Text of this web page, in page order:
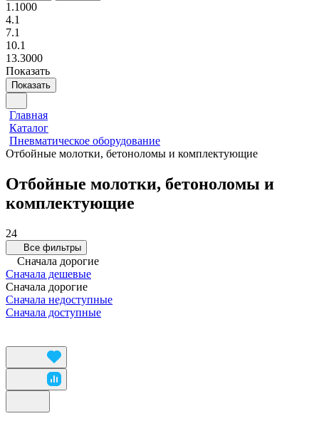
1.1000
4.1
7.1
10.1
13.3000
Показать
Показать
Главная
Каталог
Пневматическое оборудование
Отбойные молотки, бетоноломы и комплектующие
Отбойные молотки, бетоноломы и
комплектующие
24
Все фильтры
Сначала дорогие
Сначала дешевые
Сначала дорогие
Сначала недоступные
Сначала доступные